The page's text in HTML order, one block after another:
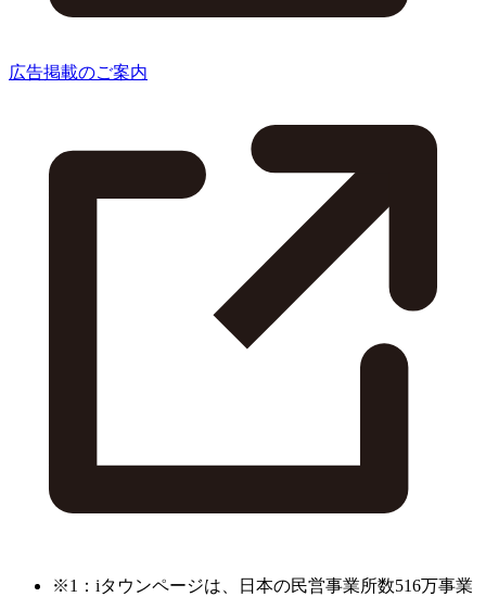
広告掲載のご案内
※1：iタウンページは、日本の民営事業所数516万事業